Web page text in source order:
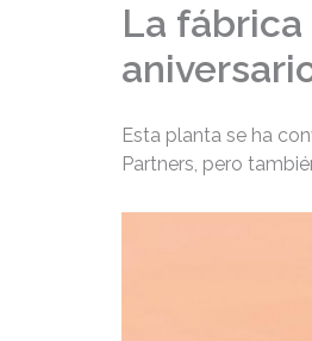
La
Esta planta se ha
Partners, pero